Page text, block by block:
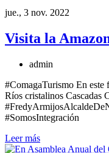
jue., 3 nov. 2022
Visita la
admin
#ComagaTurismo En
Ríos cristalinos Cascadas
#SomosIntegración
Leer más